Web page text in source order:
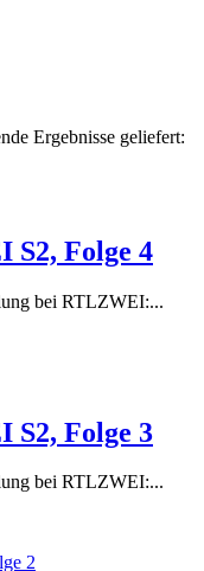
Ergebnisse geliefert:
Folge 4
bei RTLZWEI:...
Folge 3
bei RTLZWEI:...